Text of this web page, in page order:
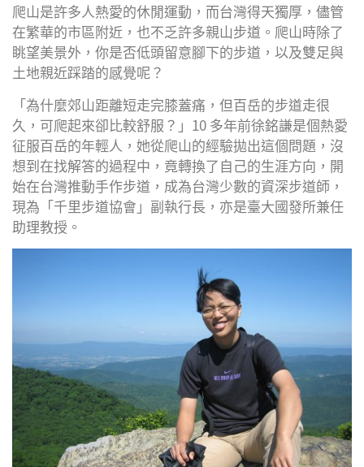
Plus
爬山是許多人熱愛的休閒運動，而台灣得天獨厚，儘管
在繁華的市區附近，也不乏許多親山步道。爬山時除了
眺望美景外，你是否低頭留意腳下的步道，以及雙足與
土地親近踩踏的感覺呢？
「為什麼郊山距離短走完膝蓋痛，但百岳的步道走很
久，可爬起來卻比較舒服？」10 多年前徐銘謙是個熱愛
征服百岳的年輕人，她從爬山的經驗拋出這個問題，沒
想到在找解答的過程中，竟轉換了自己的生涯方向，開
始在台灣推動手作步道，成為台灣少數的資深步道師，
現為「千里步道協會」副執行長，亦是臺大國發所兼任
助理教授。